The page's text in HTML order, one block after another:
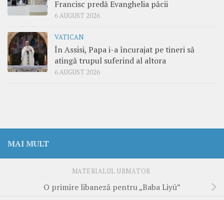
Francisc predă Evanghelia păcii
6 AUGUST 2026
VATICAN
În Assisi, Papa i-a încurajat pe tineri să
atingă trupul suferind al altora
6 AUGUST 2026
MAI MULT
MATERIALUL URMĂTOR
O primire libaneză pentru „Baba Liyū”